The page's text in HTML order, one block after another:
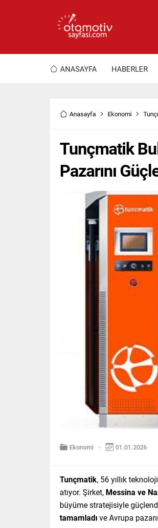
ANASAYFA HABERLER
Anasayfa Ekonomi
Tunçmatik
Pazarını
Ekonomi 01.01.2026
Tunçmatik, 56 yıllık
atıyor. Şirket, Messina ve
büyüme stratejisiyle
tamamladıve Avrupa